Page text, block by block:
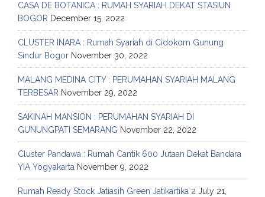
CASA DE BOTANICA : RUMAH SYARIAH DEKAT STASIUN
BOGOR December 15, 2022
CLUSTER INARA : Rumah Syariah di Cidokom Gunung
Sindur Bogor November 30, 2022
MALANG MEDINA CITY : PERUMAHAN SYARIAH MALANG
TERBESAR November 29, 2022
SAKINAH MANSION : PERUMAHAN SYARIAH DI
GUNUNGPATI SEMARANG November 22, 2022
Cluster Pandawa : Rumah Cantik 600 Jutaan Dekat Bandara
YIA Yogyakarta November 9, 2022
Rumah Ready Stock Jatiasih Green Jatikartika 2 July 21,